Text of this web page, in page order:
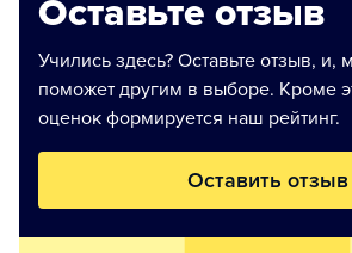
Оставьте отзыв
Учились здесь? Оставьте отзыв, и,
поможет другим в выборе. Кроме
оценок формируется наш рейтинг.
Оставить отзыв